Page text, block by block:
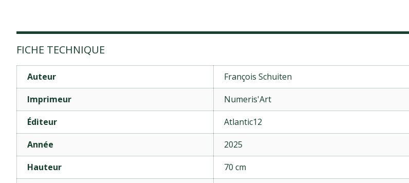
FICHE TECHNIQUE
Auteur
François Schuiten
Imprimeur
Numeris'Art
Éditeur
Atlantic12
Année
2025
Hauteur
70 cm